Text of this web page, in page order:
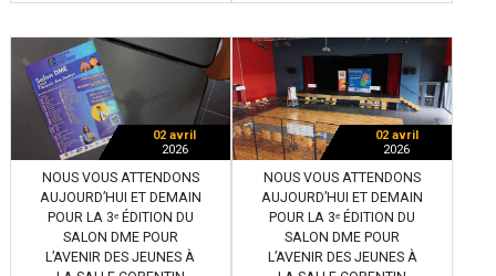
02 avril
2026
NOUS VOUS ATTENDONS
AUJOURD’HUI ET DEMAIN
POUR LA 3ᵉ ÉDITION DU
SALON DME POUR
L’AVENIR DES JEUNES À
02 avril
2026
NOUS VOUS ATTENDONS
AUJOURD’HUI ET DEMAIN
POUR LA 3ᵉ ÉDITION DU
SALON DME POUR
L’AVENIR DES JEUNES À